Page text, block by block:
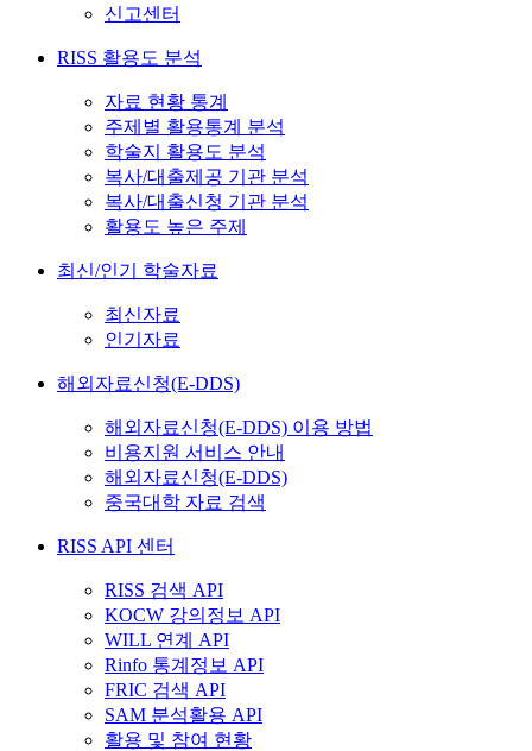
신고센터
RISS 활용도 분석
자료 현황 통계
주제별 활용통계 분석
학술지 활용도 분석
복사/대출제공 기관 분석
복사/대출신청 기관 분석
활용도 높은 주제
최신/인기 학술자료
최신자료
인기자료
해외자료신청(E-DDS)
해외자료신청(E-DDS) 이용 방법
비용지원 서비스 안내
해외자료신청(E-DDS)
중국대학 자료 검색
RISS API 센터
RISS 검색 API
KOCW 강의정보 API
WILL 연계 API
Rinfo 통계정보 API
FRIC 검색 API
SAM 분석활용 API
활용 및 참여 현황